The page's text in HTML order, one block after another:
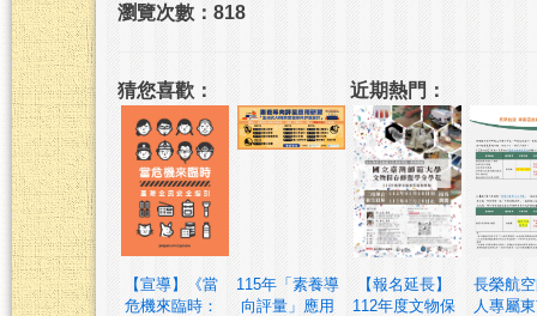
瀏覽次數：818
猜您喜歡：
【宣導】《當
危機來臨時：
115年「素養導
向評量」應用
近期熱門：
【報名延長】
112年度文物保
長榮航
人專屬